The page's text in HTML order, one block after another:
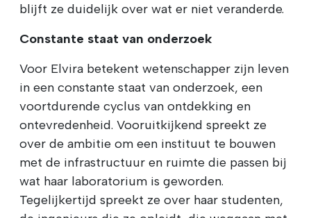
blijft ze duidelijk over wat er niet veranderde.
Constante staat van onderzoek
Voor Elvira betekent wetenschapper zijn leven
in een constante staat van onderzoek, een
voortdurende cyclus van ontdekking en
ontevredenheid. Vooruitkijkend spreekt ze
over de ambitie om een instituut te bouwen
met de infrastructuur en ruimte die passen bij
wat haar laboratorium is geworden.
Tegelijkertijd spreekt ze over haar studenten,